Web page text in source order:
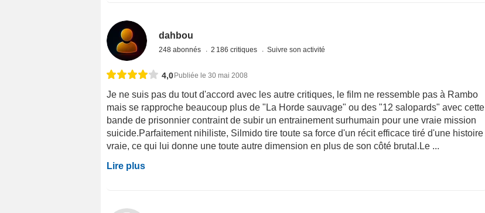
dahbou
248 abonnés 2 186 critiques Suivre son activité
4,0 Publiée le 30 mai 2008
Je ne suis pas du tout d'accord avec les autre critiques, le film ne ressemble pas à Rambo
mais se rapproche beaucoup plus de "La Horde sauvage" ou des "12 salopards" avec cette
bande de prisonnier contraint de subir un entrainement surhumain pour une vraie mission
suicide.Parfaitement nihiliste, Silmido tire toute sa force d'un récit efficace tiré d'une histoire
vraie, ce qui lui donne une toute autre dimension en plus de son côté brutal.Le ...
Lire plus